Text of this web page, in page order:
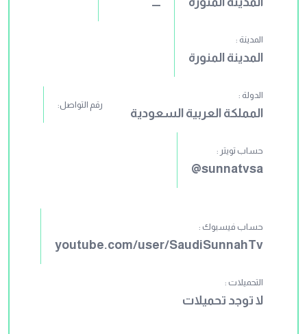
المدينة :
المدينة المنورة
الدولة :
المملكة العربية السعودية
رقم التواصل:
حساب تويتر :
sunnatvsa@
حساب فيسبوك :
youtube.com/user/SaudiSunnahTv
التحميلات :
لا توجد تحميلات